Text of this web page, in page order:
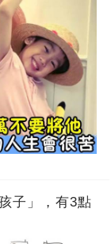
子」，有3點